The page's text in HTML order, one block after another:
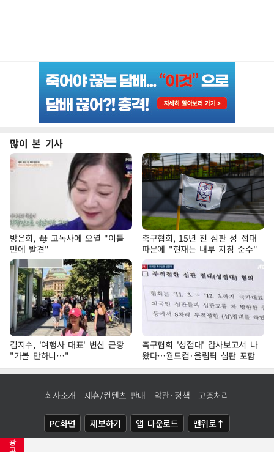
광
고
많이 본 기사
방은희, 母 고독사에 오열 "이틀
만에 발견"
축구협회, 15년 전 심판 성 접대
파문에 "현재는 내부 지침 준수"
김지수, '여행사 대표' 변신 근황
"가볼 만하니…"
축구협회 '성접대' 감사보고서 나
왔다…월드컵·올림픽 심판 포함
회사소개 제휴/컨텐츠 판매 약관·정책 고충처리
PC화면 제보하기 앱 다운로드 맨위로↑